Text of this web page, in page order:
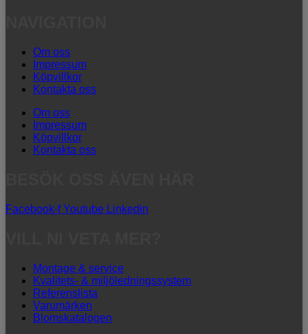
Om oss
Impressum
Köpvillkor
Kontakta oss
Om oss
Impressum
Köpvillkor
Kontakta oss
Facebook-f Youtube Linkedin
Montage & service
Kvalitets- & miljöledningssystem
Referenslista
Varumärken
Blomskatalogen